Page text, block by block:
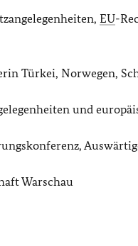
EU-
Türkei, Norwegen,
und
Warschau